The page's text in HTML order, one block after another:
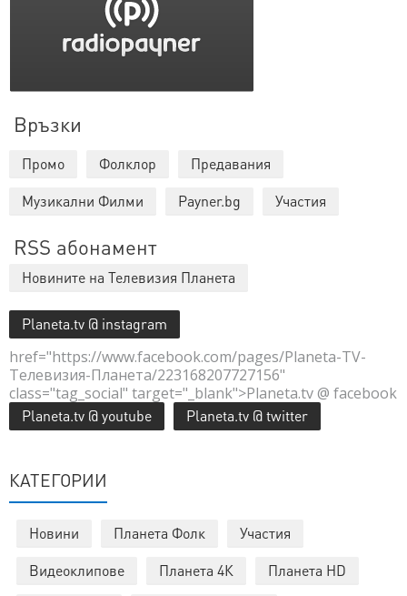
Връзки
Промо Фолклор
Предавания
Музикални Филми
Payner.bg Участия
RSS абонамент
Новините на Телевизия Планета
Planeta.tv @ instagram
href="https://www.facebook.com/pages/Planeta-TV-
Телевизия-Планета/223168207727156"
class="tag_social" target="_blank">Planeta.tv @ facebook
Planeta.tv @ youtube Planeta.tv @ twitter
КАТЕГОРИИ
Новини Планета Фолк
Участия
Видеоклипове
Планета 4К
Планета HD